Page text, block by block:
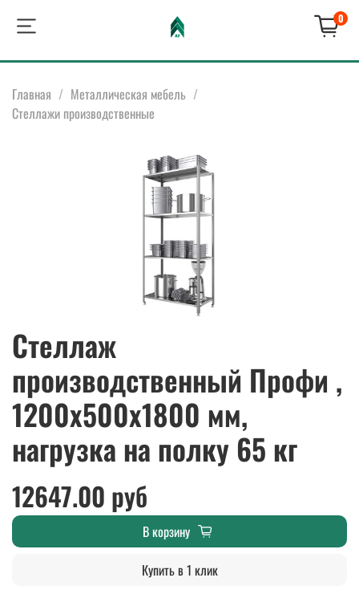
0
Главная
Металлическая мебель
Стеллажи производственные
Стеллаж
производственный Профи ,
1200х500х1800 мм,
нагрузка на полку 65 кг
12647.00 руб
В корзину
Купить в 1 клик